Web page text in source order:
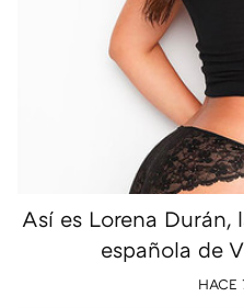
Así es Lorena
española de
HACE